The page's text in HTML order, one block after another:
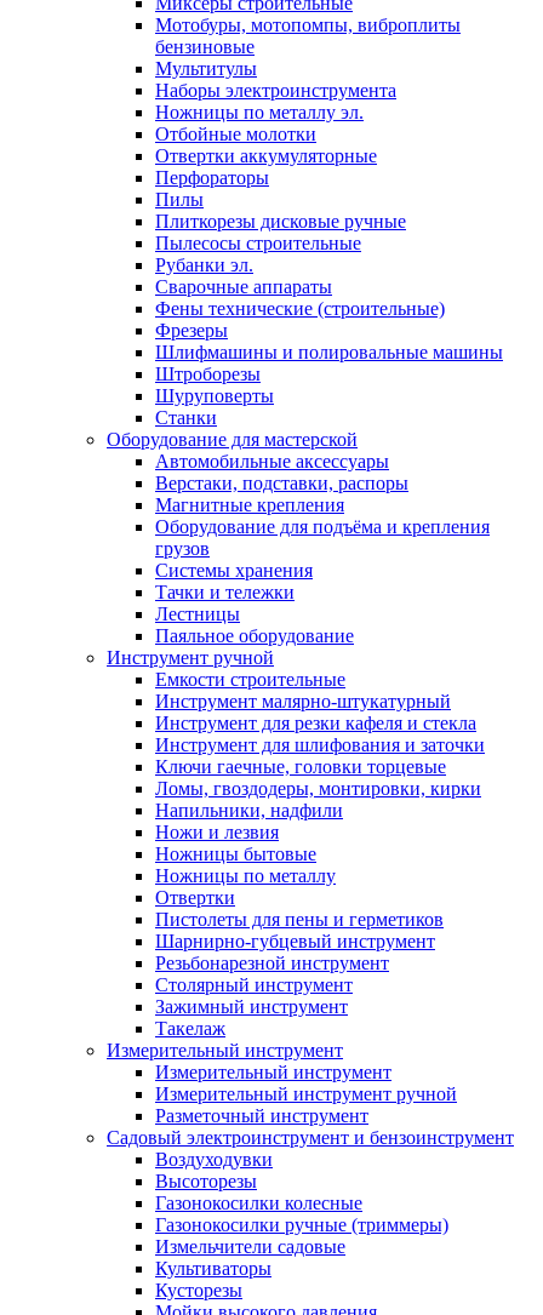
Мотобуры, мотопомпы, виброплиты
бензиновые
Мультитулы
Наборы электроинструмента
Ножницы по металлу эл.
Отбойные молотки
Отвертки аккумуляторные
Перфораторы
Пилы
Плиткорезы дисковые ручные
Пылесосы строительные
Рубанки эл.
Сварочные аппараты
Фены технические (строительные)
Фрезеры
Шлифмашины и полировальные машины
Штроборезы
Шуруповерты
Станки
Оборудование для мастерской
Автомобильные аксессуары
Верстаки, подставки, распоры
Магнитные крепления
Оборудование для подъёма и крепления
грузов
Системы хранения
Тачки и тележки
Лестницы
Паяльное оборудование
Инструмент ручной
Емкости строительные
Инструмент малярно-штукатурный
Инструмент для резки кафеля и стекла
Инструмент для шлифования и заточки
Ключи гаечные, головки торцевые
Ломы, гвоздодеры, монтировки, кирки
Напильники, надфили
Ножи и лезвия
Ножницы бытовые
Ножницы по металлу
Отвертки
Пистолеты для пены и герметиков
Шарнирно-губцевый инструмент
Резьбонарезной инструмент
Столярный инструмент
Зажимный инструмент
Такелаж
Измерительный инструмент
Измерительный инструмент
Измерительный инструмент ручной
Разметочный инструмент
Садовый электроинструмент и бензоинструмент
Воздуходувки
Высоторезы
Газонокосилки колесные
Газонокосилки ручные (триммеры)
Измельчители садовые
Культиваторы
Кусторезы